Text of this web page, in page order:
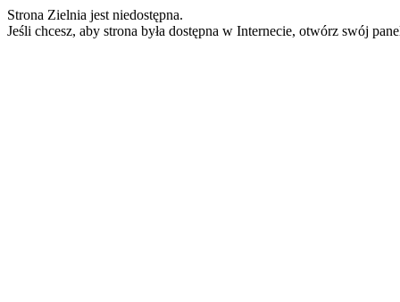
Strona Zielnia jest niedostępna.
Jeśli chcesz, aby strona była dostępna w Internecie, otwórz swój